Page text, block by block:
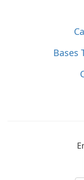
Bases